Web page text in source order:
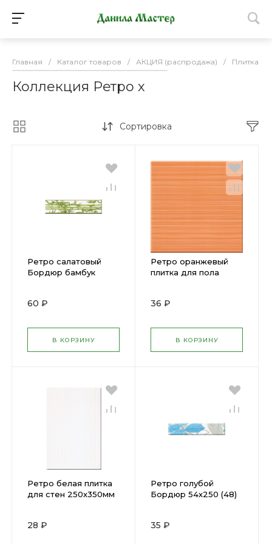
Главная / Каталог товаров / АКЦИЯ (распродажа) / Плитка
Коллекция Ретро х
Сортировка
Ретро салатовый
Бордюр бамбук
60 ₽
В КОРЗИНУ
Ретро оранжевый
плитка для пола
36 ₽
В КОРЗИНУ
Ретро белая плитка
для стен 250х350мм
28 ₽
Ретро голубой
Бордюр 54х250 (48)
35 ₽